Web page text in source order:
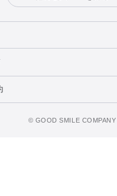
ェイスメーカー
©️ GOOD SMILE COMPANY